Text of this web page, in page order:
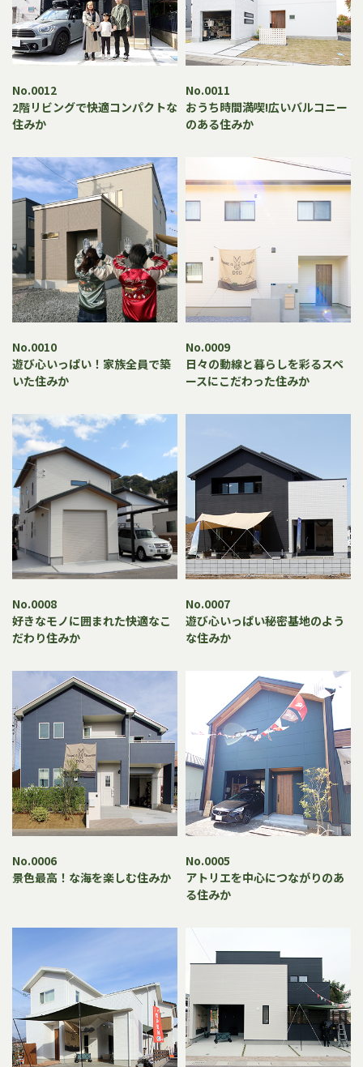
No.0012
2階リビングで快適コンパクトな
住みか
No.0011
おうち時間満喫!広いバルコニー
のある住みか
No.0010
遊び心いっぱい！家族全員で築
いた住みか
No.0009
日々の動線と暮らしを彩るスペ
ースにこだわった住みか
No.0008
好きなモノに囲まれた快適なこ
だわり住みか
No.0007
遊び心いっぱい秘密基地のよう
な住みか
No.0006
景色最高！な海を楽しむ住みか
No.0005
アトリエを中心につながりのあ
る住みか